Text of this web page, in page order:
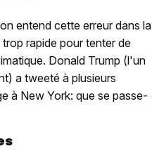
entend cette erreur dans la
rapide pour tenter de
Donald Trump (l'un
a tweeté à plusieurs
à New York: que se passe-